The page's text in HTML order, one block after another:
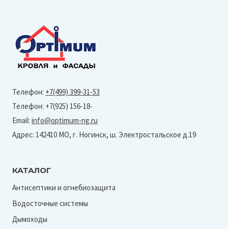
Телефон: +7(499) 399-31-53
Телефон: +7(925) 156-18-
Email: info@optimum-ng.ru
Адрес: 142410 МО, г. Ногинск, ш. Электростальское д.19
КАТАЛОГ
Антисептики и огнебиозащита
Водосточные системы
Дымоходы